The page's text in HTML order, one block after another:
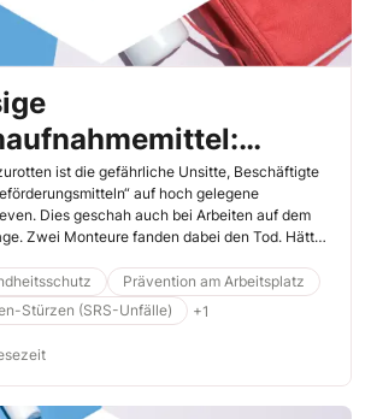
Sie diese tödlichen
ist die gefährliche Unsitte, Beschäftigte
auf hoch gelegene
Dies geschah auch bei Arbeiten auf dem
Zwei Monteure fanden dabei den Tod. Hätten
eingehalten, könnten sie heute noch
Prävention am Arbeitsplatz
Stürzen (SRS-Unfälle)
+1